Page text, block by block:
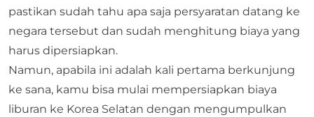
pastikan sudah tahu apa saja persyaratan datang ke
negara tersebut dan sudah menghitung biaya yang
harus dipersiapkan.
Namun, apabila ini adalah kali pertama berkunjung
ke sana, kamu bisa mulai mempersiapkan biaya
liburan ke Korea Selatan dengan mengumpulkan